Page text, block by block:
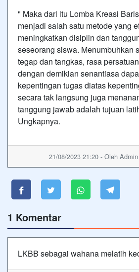
" Maka dari itu Lomba Kreasi
menjadi salah satu metode yang
meningkatkan disiplin dan
seseorang siswa. Menumbuhkan
tegap dan tangkas, rasa
dengan demikian senantiasa
kepentingan tugas diatas
secara tak langsung juga
tanggung jawab adalah tujuan
Ungkapnya.
21/08/2023 21:20 - Oleh
1 Komentar
LKBB sebagai wahana melatih